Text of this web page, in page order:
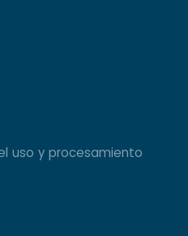
uso y procesamiento